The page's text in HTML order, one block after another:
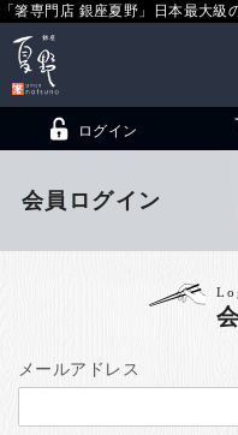
「箸専門店 銀座夏野」日本最大級
（贈答用・自宅用）
銀座夏野・箸長
ログイン
会員ログイン
メールアドレス